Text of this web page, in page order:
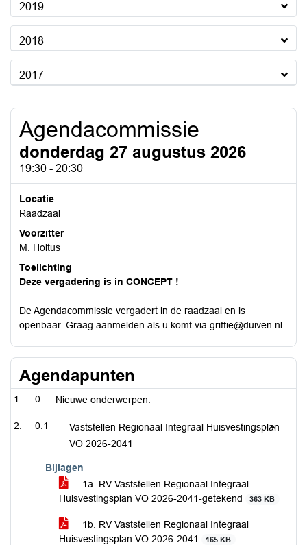
2019
2018
2017
Agendacommissie
donderdag 27 augustus 2026
19:30 - 20:30
Locatie
Raadzaal
Voorzitter
M. Holtus
Toelichting
Deze vergadering is in CONCEPT !
De Agendacommissie vergadert in de raadzaal en is
openbaar. Graag aanmelden als u komt via griffie@duiven.nl
Agendapunten
0 Nieuwe onderwerpen:
0.1
Vaststellen Regionaal Integraal Huisvestingsplan
VO 2026-2041
Bijlagen
1a. RV Vaststellen Regionaal Integraal
Huisvestingsplan VO 2026-2041-getekend
363 KB
1b. RV Vaststellen Regionaal Integraal
Huisvestingsplan VO 2026-2041
165 KB